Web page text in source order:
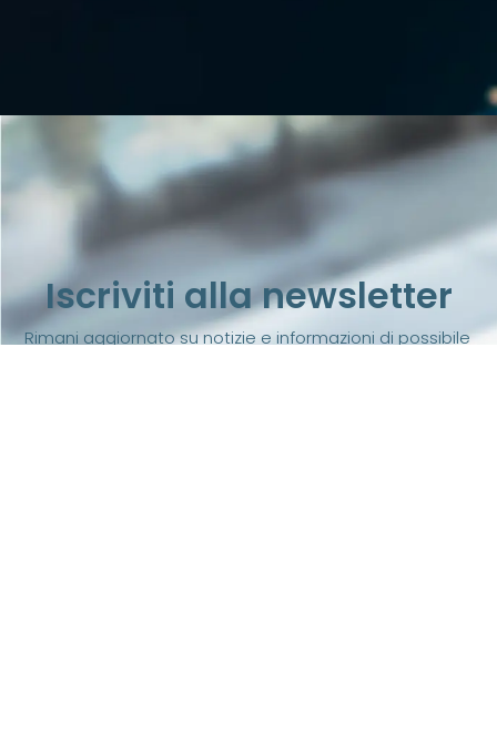
Iscriviti alla newsletter
Rimani aggiornato su notizie e informazioni di possibile